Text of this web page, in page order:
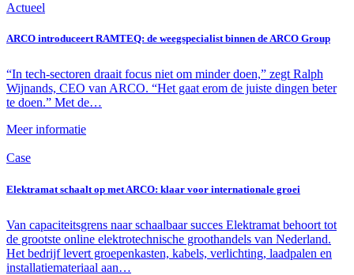
Actueel
ARCO introduceert RAMTEQ: de weegspecialist binnen de ARCO Group
“In tech-sectoren draait focus niet om minder doen,” zegt Ralph
Wijnands, CEO van ARCO. “Het gaat erom de juiste dingen beter
te doen.” Met de…
Meer informatie
Case
Elektramat schaalt op met ARCO: klaar voor internationale groei
Van capaciteitsgrens naar schaalbaar succes Elektramat behoort tot
de grootste online elektrotechnische groothandels van Nederland.
Het bedrijf levert groepenkasten, kabels, verlichting, laadpalen en
installatiemateriaal aan…